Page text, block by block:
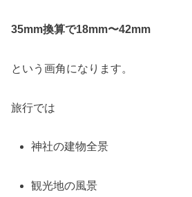
35mm換算で18mm〜42mm
という画角になります。
旅行では
神社の建物全景
観光地の風景